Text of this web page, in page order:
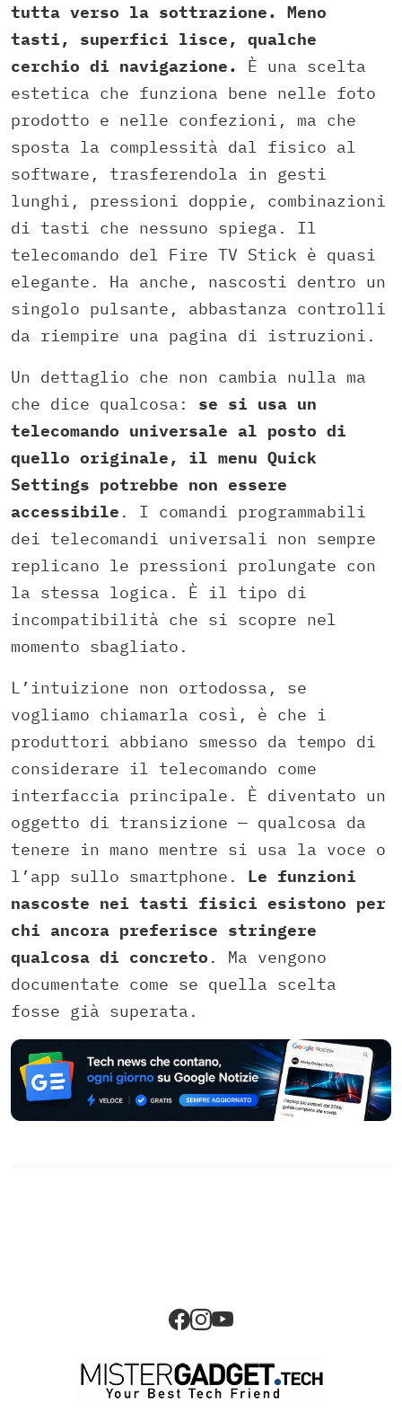
tutta verso la sottrazione. Meno
tasti, superfici lisce, qualche
cerchio di navigazione. È una scelta
estetica che funziona bene nelle foto
prodotto e nelle confezioni, ma che
sposta la complessità dal fisico al
software, trasferendola in gesti
lunghi, pressioni doppie, combinazioni
di tasti che nessuno spiega. Il
telecomando del Fire TV Stick è quasi
elegante. Ha anche, nascosti dentro un
singolo pulsante, abbastanza controlli
da riempire una pagina di istruzioni.
Un dettaglio che non cambia nulla ma
che dice qualcosa: se si usa un
telecomando universale al posto di
quello originale, il menu Quick
Settings potrebbe non essere
accessibile . I comandi programmabili
dei telecomandi universali non sempre
replicano le pressioni prolungate con
la stessa logica. È il tipo di
incompatibilità che si scopre nel
momento sbagliato.
L’intuizione non ortodossa, se
vogliamo chiamarla così, è che i
produttori abbiano smesso da tempo di
considerare il telecomando come
interfaccia principale. È diventato un
oggetto di transizione — qualcosa da
tenere in mano mentre si usa la voce o
l’app sullo smartphone. Le funzioni
nascoste nei tasti fisici esistono per
chi ancora preferisce stringere
qualcosa di concreto . Ma vengono
documentate come se quella scelta
fosse già superata.